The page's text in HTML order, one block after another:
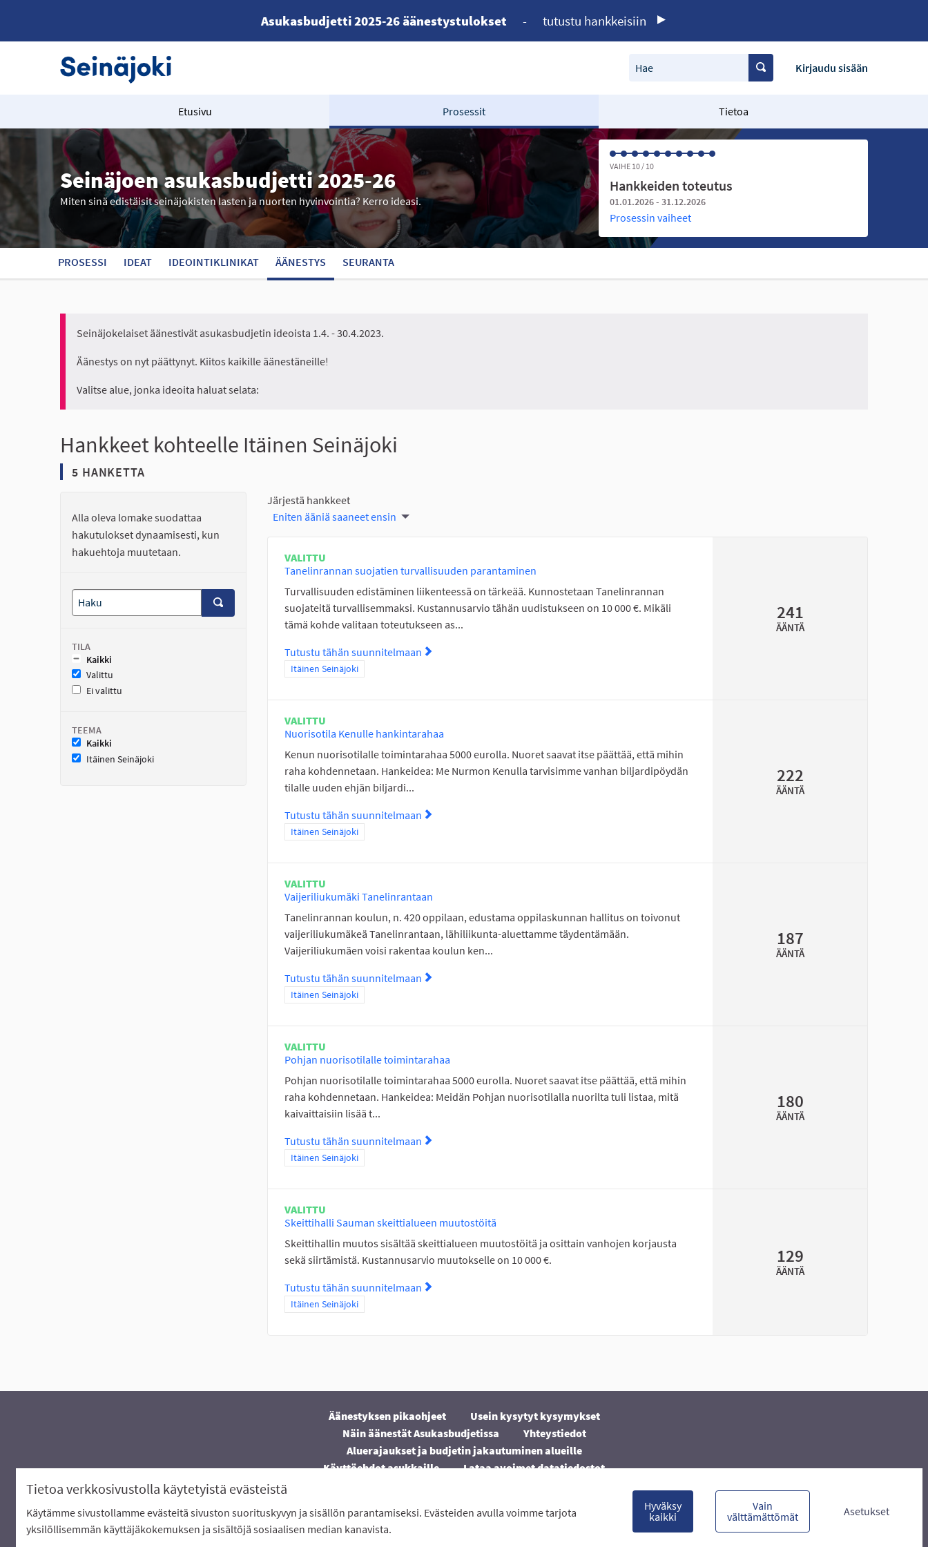
Tietoa verkkosivustolla käytetyistä evästeistä
Käytämme sivustollamme evästeitä sivuston suorituskyvyn ja sisällön parantamiseksi. Evästeiden avulla voimme tarjota
yksilöllisemmän käyttäjäkokemuksen ja sisältöjä sosiaalisen median kanavista.
Hyväksy
kaikki
Vain
välttämättömät
Asetukset
Asukasbudjetti 2025-26 äänestystulokset - tutustu hankkeisiin
Hae Kirjaudu sisään
Etusivu Prosessit Tietoa
Seinäjoen asukasbudjetti 2025-26
Miten sinä edistäisit seinäjokisten lasten ja nuorten hyvinvointia? Kerro ideasi.
VAIHE 10 / 10
Hankkeiden toteutus
01.01.2026 - 31.12.2026
Prosessin vaiheet
PROSESSI IDEAT IDEOINTIKLINIKAT ÄÄNESTYS SEURANTA
Seinäjokelaiset äänestivät asukasbudjetin ideoista 1.4. - 30.4.2023.
Äänestys on nyt päättynyt. Kiitos kaikille äänestäneille!
Valitse alue, jonka ideoita haluat selata:
Hankkeet kohteelle Itäinen Seinäjoki
5 HANKETTA
Alla oleva lomake suodattaa
hakutulokset dynaamisesti, kun
hakuehtoja muutetaan.
TILA
Kaikki
Valittu
Ei valittu
TEEMA
Kaikki
Itäinen Seinäjoki
Järjestä hankkeet
Eniten ääniä saaneet ensin
VALITTU
Tanelinrannan suojatien turvallisuuden parantaminen
Turvallisuuden edistäminen liikenteessä on tärkeää. Kunnostetaan Tanelinrannan
suojateitä turvallisemmaksi. Kustannusarvio tähän uudistukseen on 10 000 €. Mikäli
tämä kohde valitaan toteutukseen as...
Tutustu tähän suunnitelmaan
Rajaa tulokset teeman mukaan: Itäinen Seinäjoki
Itäinen Seinäjoki
241
ÄÄNTÄ
VALITTU
Nuorisotila Kenulle hankintarahaa
Kenun nuorisotilalle toimintarahaa 5000 eurolla. Nuoret saavat itse päättää, että mihin
raha kohdennetaan. Hankeidea: Me Nurmon Kenulla tarvisimme vanhan biljardipöydän
tilalle uuden ehjän biljardi...
Tutustu tähän suunnitelmaan
Rajaa tulokset teeman mukaan: Itäinen Seinäjoki
Itäinen Seinäjoki
222
ÄÄNTÄ
VALITTU
Vaijeriliukumäki Tanelinrantaan
Tanelinrannan koulun, n. 420 oppilaan, edustama oppilaskunnan hallitus on toivonut
vaijeriliukumäkeä Tanelinrantaan, lähiliikunta-aluettamme täydentämään.
Vaijeriliukumäen voisi rakentaa koulun ken...
Tutustu tähän suunnitelmaan
Rajaa tulokset teeman mukaan: Itäinen Seinäjoki
Itäinen Seinäjoki
187
ÄÄNTÄ
VALITTU
Pohjan nuorisotilalle toimintarahaa
Pohjan nuorisotilalle toimintarahaa 5000 eurolla. Nuoret saavat itse päättää, että mihin
raha kohdennetaan. Hankeidea: Meidän Pohjan nuorisotilalla nuorilta tuli listaa, mitä
kaivaittaisiin lisää t...
Tutustu tähän suunnitelmaan
Rajaa tulokset teeman mukaan: Itäinen Seinäjoki
Itäinen Seinäjoki
180
ÄÄNTÄ
VALITTU
Skeittihalli Sauman skeittialueen muutostöitä
Skeittihallin muutos sisältää skeittialueen muutostöitä ja osittain vanhojen korjausta
sekä siirtämistä. Kustannusarvio muutokselle on 10 000 €.
Tutustu tähän suunnitelmaan
Rajaa tulokset teeman mukaan: Itäinen Seinäjoki
Itäinen Seinäjoki
129
ÄÄNTÄ
Äänestyksen pikaohjeet
Usein kysytyt kysymykset
Näin äänestät Asukasbudjetissa
Yhteystiedot
Aluerajaukset ja budjetin jakautuminen alueille
Käyttöehdot asukkaille
Lataa avoimet datatiedostot
Verkkosivusto luotuvapaan ohjelmiston
(Ulkoinen linkki)
avulla.